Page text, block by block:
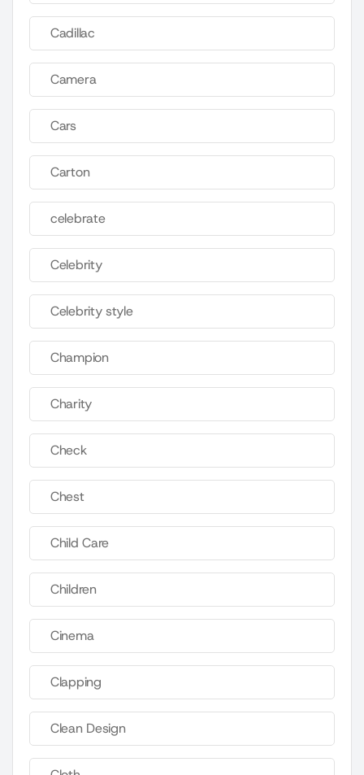
Cadillac
Camera
Cars
Carton
celebrate
Celebrity
Celebrity style
Champion
Charity
Check
Chest
Child Care
Children
Cinema
Clapping
Clean Design